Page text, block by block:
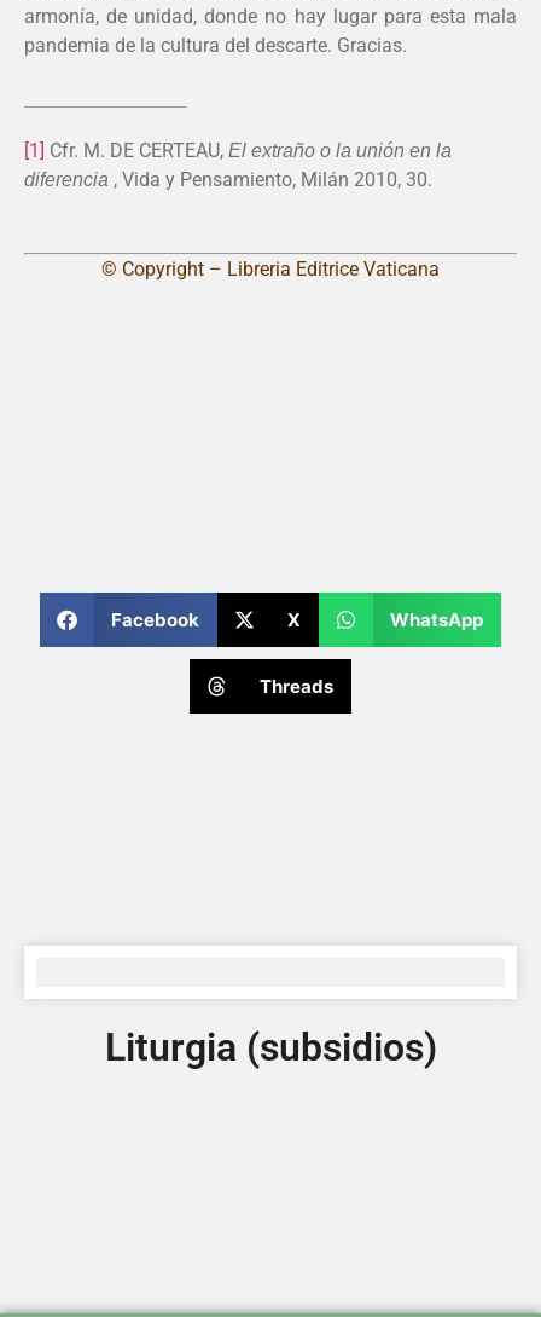
armonía, de unidad, donde no hay lugar para esta mala
pandemia de la cultura del descarte. Gracias.
[1] Cfr. M. DE CERTEAU, El extraño o la unión en la
diferencia , Vida y Pensamiento, Milán 2010, 30.
© Copyright – Libreria Editrice Vaticana
Facebook X WhatsApp
Threads
Liturgia (subsidios)